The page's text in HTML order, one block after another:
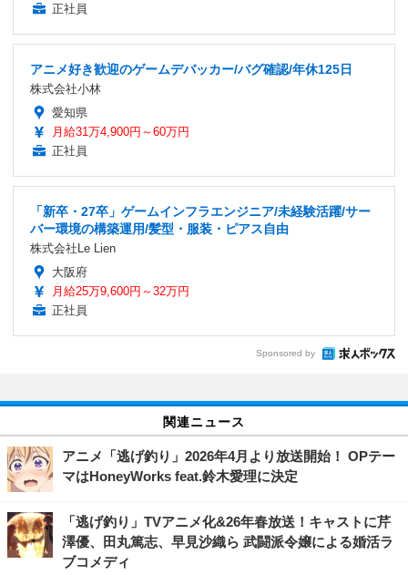
正社員
アニメ好き歓迎のゲームデバッカー/バグ確認/年休125日
株式会社小林
愛知県
月給31万4,900円～60万円
正社員
「新卒・27卒」ゲームインフラエンジニア/未経験活躍/サー
バー環境の構築運用/髪型・服装・ピアス自由
株式会社Le Lien
大阪府
月給25万9,600円～32万円
正社員
Sponsored by
関連ニュース
アニメ「逃げ釣り」2026年4月より放送開始！ OPテー
マはHoneyWorks feat.鈴木愛理に決定
「逃げ釣り」TVアニメ化&26年春放送！キャストに芹
澤優、田丸篤志、早見沙織ら 武闘派令嬢による婚活ラ
ブコメディ